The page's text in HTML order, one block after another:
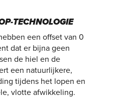
TECHNOLOGIE
een offset van 0
dat er bijna geen
de hiel en de
een natuurlijkere,
tijdens het lopen en
vlotte afwikkeling.